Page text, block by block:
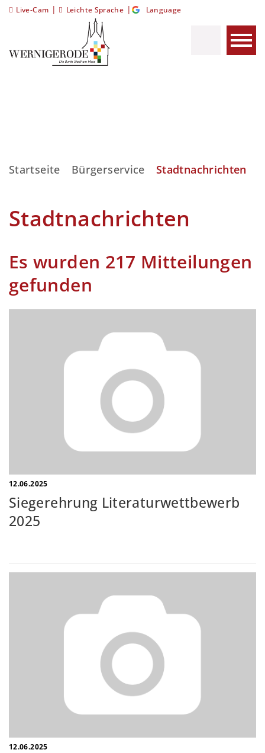
Live-Cam | Leichte Sprache | Language
Startseite Bürgerservice Stadtnachrichten
Stadtnachrichten
Es wurden 217 Mitteilungen
gefunden
12.06.2025
Siegerehrung Literaturwettbewerb
2025
12.06.2025